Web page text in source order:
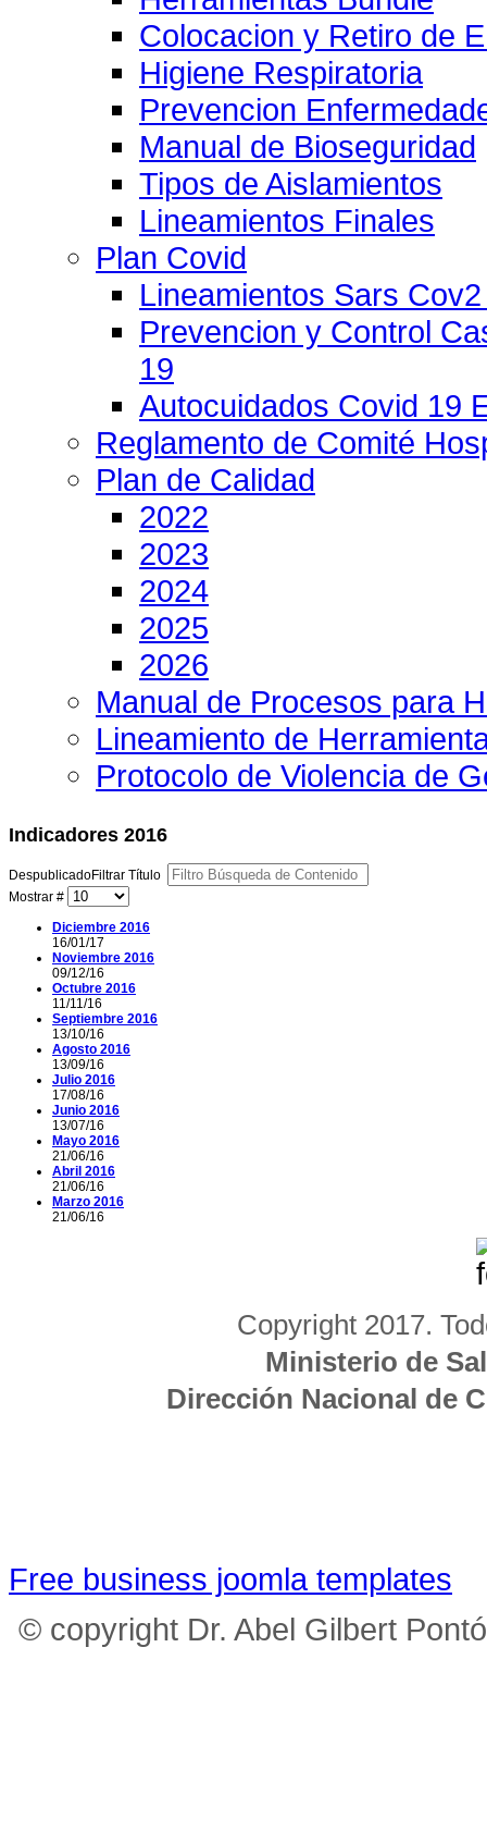
Colocacion y Retiro de
Higiene Respiratoria
Prevencion
Manual de Bioseguridad
Tipos de Aislamientos
Lineamientos Finales
Plan Covid
Lineamientos Sars
Prevencion y Control
19
Autocuidados Covid 19
Reglamento de Comité
Plan de Calidad
2022
2023
2024
2025
2026
Manual de Procesos para
Lineamiento de
Protocolo de Violencia de
Indicadores 2016
DespublicadoFiltrar Título
Mostrar #
Diciembre 2016
16/01/17
Noviembre 2016
09/12/16
Octubre 2016
11/11/16
Septiembre 2016
13/10/16
Agosto 2016
13/09/16
Julio 2016
17/08/16
Junio 2016
13/07/16
Mayo 2016
21/06/16
Abril 2016
21/06/16
Marzo 2016
21/06/16
Copyright 2017.
Ministerio de
Dirección Nacional de
Free business joomla templates
© copyright Dr. Abel Gilbert